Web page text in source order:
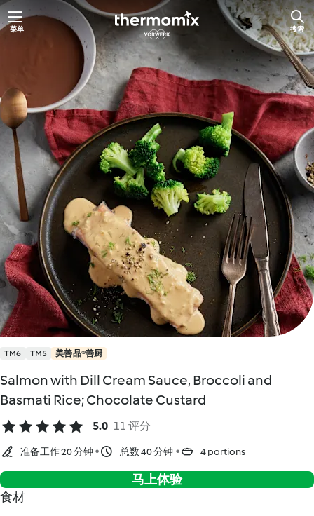
跳菜单 搜索
TM6 TM5 美善品®善厨
Salmon with Dill Cream Sauce, Broccoli and
Basmati Rice; Chocolate Custard
5.0 11 评分
准备工作 20 分钟 总数 40 分钟 4 portions
马上体验
食材